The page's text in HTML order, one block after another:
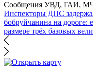
Сообщения УВД, ГАИ,
Инспекторы ДПС
бобруйчанина на дороге:
размере трёх базовых